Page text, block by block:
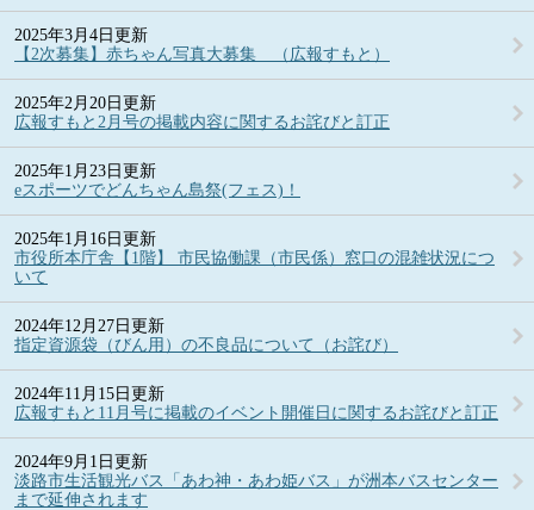
2025年3月4日更新
【2次募集】赤ちゃん写真大募集 （広報すもと）
2025年2月20日更新
広報すもと2月号の掲載内容に関するお詫びと訂正
2025年1月23日更新
eスポーツでどんちゃん島祭(フェス)！
2025年1月16日更新
市役所本庁舎【1階】 市民協働課（市民係）窓口の混雑状況につ
いて
2024年12月27日更新
指定資源袋（びん用）の不良品について（お詫び）
2024年11月15日更新
広報すもと11月号に掲載のイベント開催日に関するお詫びと訂正
2024年9月1日更新
淡路市生活観光バス「あわ神・あわ姫バス」が洲本バスセンター
まで延伸されます